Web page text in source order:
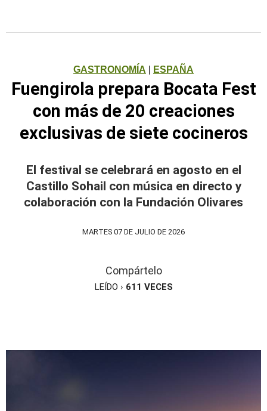
GASTRONOMÍA ESPAÑA
Fuengirola prepara Bocata Fest
con más de 20 creaciones
exclusivas de siete cocineros
El festival se celebrará en agosto en el
Castillo Sohail con música en directo y
colaboración con la Fundación Olivares
MARTES 07 DE JULIO DE 2026
Compártelo
LEÍDO › 611 VECES